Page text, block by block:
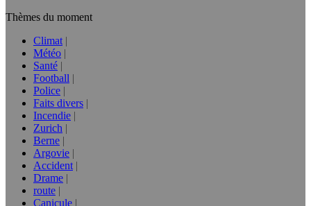
Thèmes du moment
Climat
Météo
Santé
Football
Police
Faits divers
Incendie
Zurich
Berne
Argovie
Accident
Drame
route
Canicule